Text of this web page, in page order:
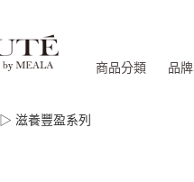
商品分類 品
▷ 滋養豐盈系列